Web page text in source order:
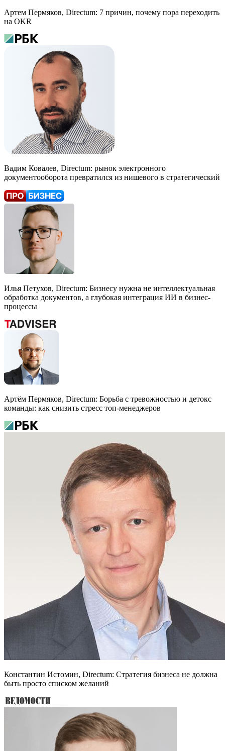
Артем Пермяков, Directum: 7 причин, почему пора переходить
на OKR
Вадим Ковалев, Directum: рынок электронного
документооборота превратился из нишевого в стратегический
Илья Петухов, Directum: Бизнесу нужна не интеллектуальная
обработка документов, а глубокая интеграция ИИ в бизнес-
процессы
Артём Пермяков, Directum: Борьба с тревожностью и детокс
команды: как снизить стресс топ-менеджеров
Константин Истомин, Directum: Стратегия бизнеса не должна
быть просто списком желаний